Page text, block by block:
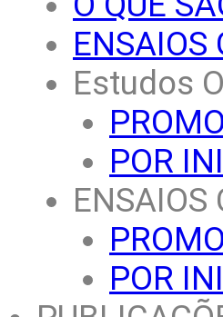
ENSAIOS
Estudos
POR
ENSAIOS
POR